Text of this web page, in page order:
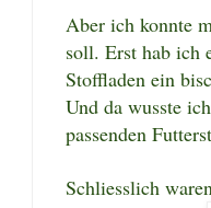
Aber ich konnte
soll. Erst hab ich
Stoffladen ein
Und da wusste
passenden
Schliesslich